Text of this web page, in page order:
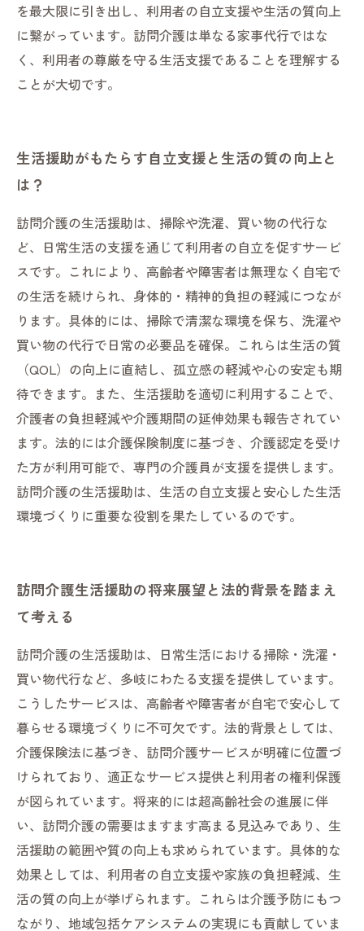
を最大限に引き出し、利用者の自立支援や生活の質向上
に繋がっています。訪問介護は単なる家事代行ではな
く、利用者の尊厳を守る生活支援であることを理解する
ことが大切です。
生活援助がもたらす自立支援と生活の質の向上と
は？
訪問介護の生活援助は、掃除や洗濯、買い物の代行な
ど、日常生活の支援を通じて利用者の自立を促すサービ
スです。これにより、高齢者や障害者は無理なく自宅で
の生活を続けられ、身体的・精神的負担の軽減につなが
ります。具体的には、掃除で清潔な環境を保ち、洗濯や
買い物の代行で日常の必要品を確保。これらは生活の質
（QOL）の向上に直結し、孤立感の軽減や心の安定も期
待できます。また、生活援助を適切に利用することで、
介護者の負担軽減や介護期間の延伸効果も報告されてい
ます。法的には介護保険制度に基づき、介護認定を受け
た方が利用可能で、専門の介護員が支援を提供します。
訪問介護の生活援助は、生活の自立支援と安心した生活
環境づくりに重要な役割を果たしているのです。
訪問介護生活援助の将来展望と法的背景を踏まえ
て考える
訪問介護の生活援助は、日常生活における掃除・洗濯・
買い物代行など、多岐にわたる支援を提供しています。
こうしたサービスは、高齢者や障害者が自宅で安心して
暮らせる環境づくりに不可欠です。法的背景としては、
介護保険法に基づき、訪問介護サービスが明確に位置づ
けられており、適正なサービス提供と利用者の権利保護
が図られています。将来的には超高齢社会の進展に伴
い、訪問介護の需要はますます高まる見込みであり、生
活援助の範囲や質の向上も求められています。具体的な
効果としては、利用者の自立支援や家族の負担軽減、生
活の質の向上が挙げられます。これらは介護予防にもつ
ながり、地域包括ケアシステムの実現にも貢献していま